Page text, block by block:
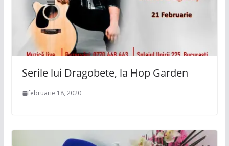
Serile lui Dragobete, la Hop Garden
februarie 18, 2020